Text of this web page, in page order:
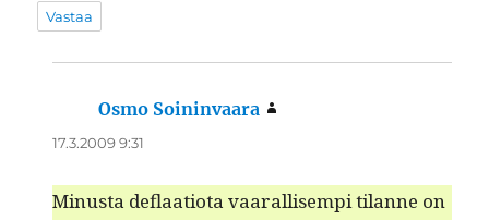
Vastaa
Osmo Soininvaara
17.3.2009 9:31
Minus­ta deflaa­tio­ta vaar­al­lisem­pi tilanne on